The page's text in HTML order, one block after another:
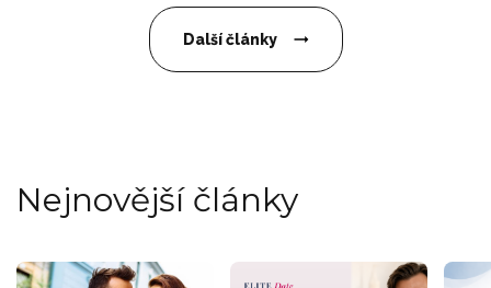
Další články
Nejnovější články